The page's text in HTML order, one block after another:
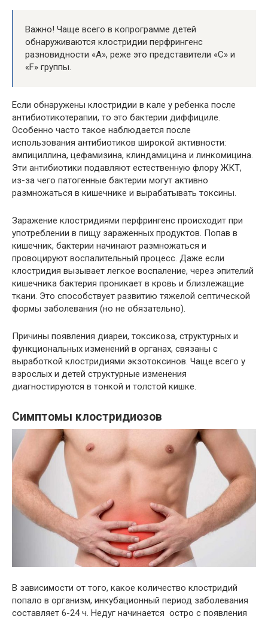
Важно! Чаще всего в копрограмме детей
обнаруживаются клостридии перфрингенс
разновидности «А», реже это представители «С» и
«F» группы.
Если обнаружены клостридии в кале у ребенка после
антибиотикотерапии, то это бактерии диффициле.
Особенно часто такое наблюдается после
использования антибиотиков широкой активности:
ампициллина, цефамизина, клиндамицина и линкомицина.
Эти антибиотики подавляют естественную флору ЖКТ,
из-за чего патогенные бактерии могут активно
размножаться в кишечнике и вырабатывать токсины.
Заражение клостридиями перфрингенс происходит при
употреблении в пищу зараженных продуктов. Попав в
кишечник, бактерии начинают размножаться и
провоцируют воспалительный процесс. Даже если
клостридия вызывает легкое воспаление, через эпителий
кишечника бактерия проникает в кровь и близлежащие
ткани. Это способствует развитию тяжелой септической
формы заболевания (но не обязательно).
Причины появления диареи, токсикоза, структурных и
функциональных изменений в органах, связаны с
выработкой клостридиями экзотоксинов. Чаще всего у
взрослых и детей структурные изменения
диагностируются в тонкой и толстой кишке.
Симптомы клостридиозов
В зависимости от того, какое количество клостридий
попало в организм, инкубационный период заболевания
составляет 6-24 ч. Недуг начинается остро с появления